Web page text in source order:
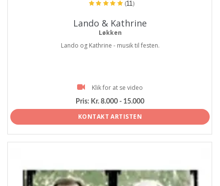
(11)
Lando & Kathrine
Løkken
Lando og Kathrine - musik til festen.
Klik for at se video
Pris: Kr. 8.000 - 15.000
KONTAKT ARTISTEN